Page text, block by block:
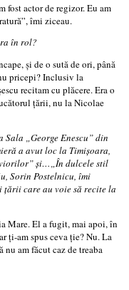
fost actor de regizor. Eu am
îmi ziceau.
în rol?
şi de o sută de ori, până
pricepi? Inclusiv la
recitam cu plăcere. Era o
ţării, nu la Nicolae
„George Enescu” din
a avut loc la Timişoara,
viorilor” şi…„În dulcele stil
Sorin Postelnicu, îmi
ţării care au voie să recite la
Mare. El a fugit, mai apoi, în
ţi-­am spus ceva ţie? Nu. La
nu am făcut caz de treaba